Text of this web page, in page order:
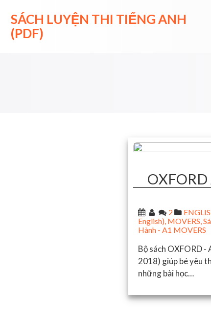
content
SÁCH LUYỆN THI TIẾNG ANH
(PDF)
2
English), MOVERS,
Hành - A1 MOVERS
Bộ sách OXFORD
2018) giúp bé yêu
những bài học…